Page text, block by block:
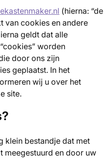
(hierna: “de
van cookies en andere
geldt dat alle
worden
door ons zijn
geplaatst. In het
wij u over het
site.
klein bestandje dat met
meegestuurd en door uw